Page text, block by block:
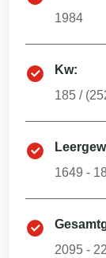
1984
Kw:
185 / (
1649 -
2095 -